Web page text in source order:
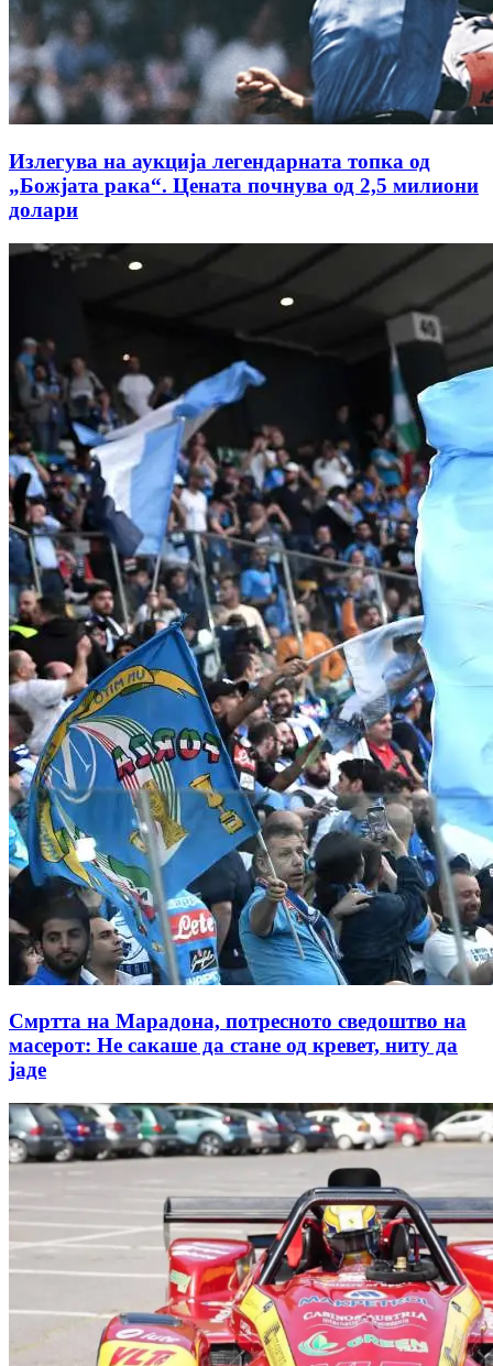
Излегува на аукција легендарната топка од
„Божјата рака“. Цената почнува од 2,5 милиони
долари
Смртта на Марадона, потресното сведоштво на
масерот: Не сакаше да стане од кревет, ниту да
јаде